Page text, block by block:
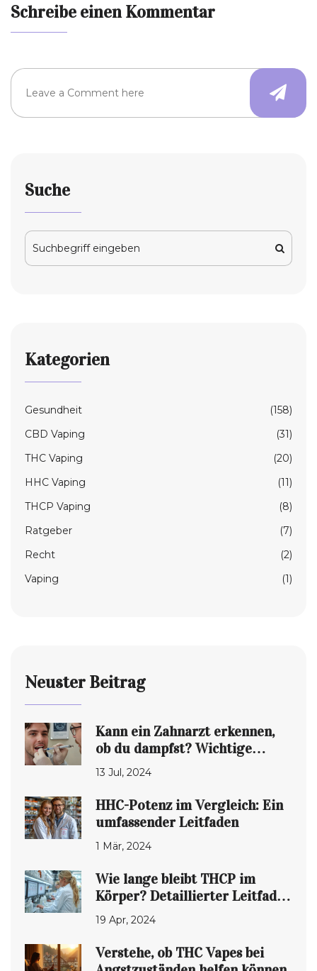
Schreibe einen Kommentar
Suche
Kategorien
Gesundheit
(158)
CBD Vaping
(31)
THC Vaping
(20)
HHC Vaping
(11)
THCP Vaping
(8)
Ratgeber
(7)
Recht
(2)
Vaping
(1)
Neuster Beitrag
Kann ein Zahnarzt erkennen,
ob du dampfst? Wichtige
Fakten und Tipps
13 Jul, 2024
HHC-Potenz im Vergleich: Ein
umfassender Leitfaden
1 Mär, 2024
Wie lange bleibt THCP im
Körper? Detaillierter Leitfaden
zur Wirkungsdauer von THCP
19 Apr, 2024
Verstehe, ob THC Vapes bei